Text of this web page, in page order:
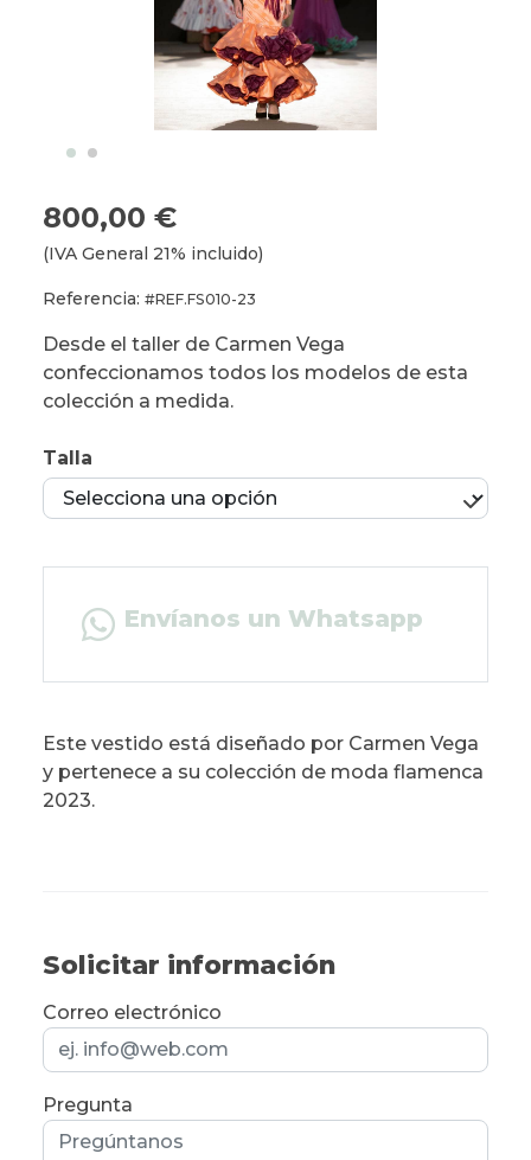
800,00 €
(IVA General 21% incluido)
Referencia: #REF.FS010-23
Desde el taller de Carmen Vega
confeccionamos todos los modelos de esta
colección a medida.
Talla
Envíanos un Whatsapp
Este vestido está diseñado por Carmen Vega
y pertenece a su colección de moda flamenca
2023.
Solicitar información
Correo electrónico
Pregunta